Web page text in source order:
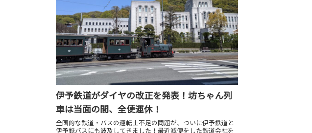
伊予鉄道がダイヤの改正を発表！坊ちゃん列
車は当面の間、全便運休！
全国的な鉄道・バスの運転士不足の問題が、ついに伊予鉄道と
伊予鉄バスにも波及してきました！最近減便をした鉄道会社を